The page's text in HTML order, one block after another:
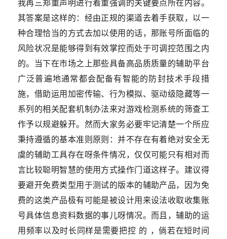
我再三郑重声明进行着重强调的关键要点所在内容。
其答案是这样的：经由正规的渠道去着手获取，以一
种合理恰当的方式去加以使用的话，那账号所面临的
风险状况是能够得到有效掌控而处于可调控范围之内
的。当下在市场之上那些具备高品质质量的辅助平台
广泛普遍地通常都会配备有智能的防封技术手段措
施，借助运用加密传输、行为模拟、驱动级隐藏等一
系列的相关配套机制办法来对游戏检测系统的筛查工
作予以规避躲开。然而大家务必要牢记清楚一个所应
秉持遵循的基本准则原则：并不存在有着绝对安全无
虞的辅助工具存在呀条件情况，仅仅可能只有相对而
言比较聪明智慧的使用方式操作门道这样子。建议得
要避开免费类型用于测试的版本的辅助产品，因为免
费的这类产品极有可能是被设计用来设法收取收集账
号具体信息资料数据的事儿呀情况。而且，辅助的运
用频率以及时长同样是需要把控 的 ，倘若在短时间